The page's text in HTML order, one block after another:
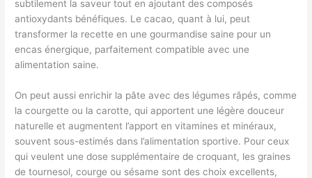
subtilement la saveur tout en ajoutant des composés
antioxydants bénéfiques. Le cacao, quant à lui, peut
transformer la recette en une gourmandise saine pour un
encas énergique, parfaitement compatible avec une
alimentation saine.
On peut aussi enrichir la pâte avec des légumes râpés, comme
la courgette ou la carotte, qui apportent une légère douceur
naturelle et augmentent l’apport en vitamines et minéraux,
souvent sous-estimés dans l’alimentation sportive. Pour ceux
qui veulent une dose supplémentaire de croquant, les graines
de tournesol, courge ou sésame sont des choix excellents,